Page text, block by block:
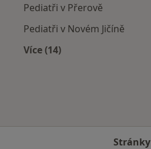
Pediatři v Přerově
Pediatři v Novém Jičíně
Více (14)
Stránky